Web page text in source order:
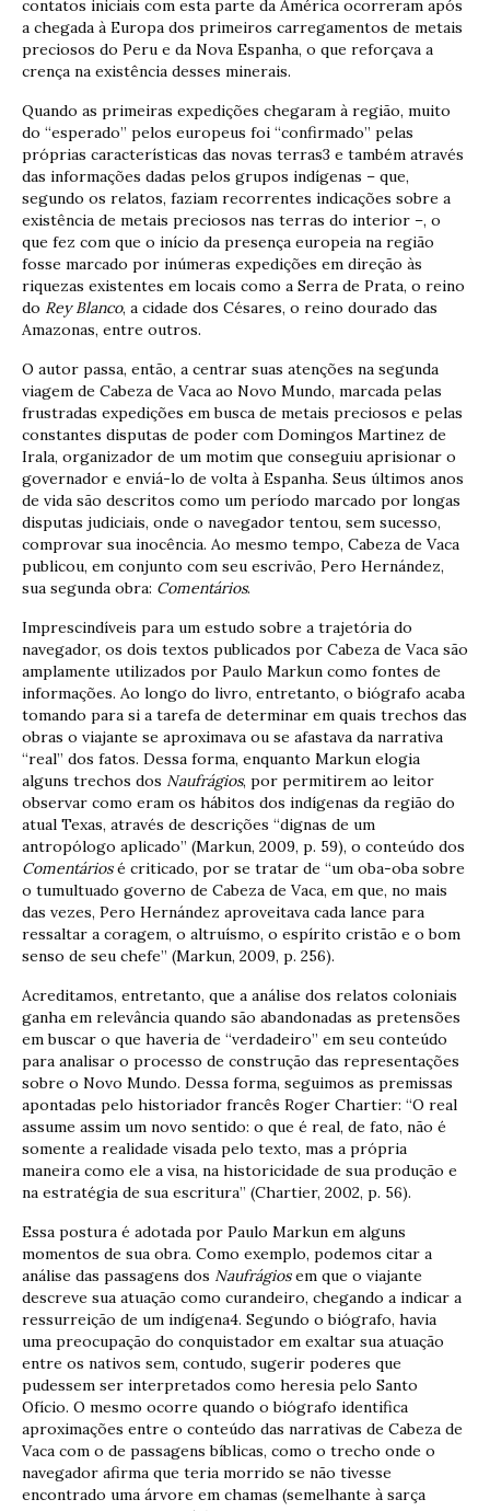
contatos iniciais com esta parte da América ocorreram após
a chegada à Europa dos primeiros carregamentos de metais
preciosos do Peru e da Nova Espanha, o que reforçava a
crença na existência desses minerais.
Quando as primeiras expedições chegaram à região, muito
do “esperado” pelos europeus foi “confirmado” pelas
próprias características das novas terras3 e também através
das informações dadas pelos grupos indígenas – que,
segundo os relatos, faziam recorrentes indicações sobre a
existência de metais preciosos nas terras do interior –, o
que fez com que o início da presença europeia na região
fosse marcado por inúmeras expedições em direção às
riquezas existentes em locais como a Serra de Prata, o reino
do Rey Blanco, a cidade dos Césares, o reino dourado das
Amazonas, entre outros.
O autor passa, então, a centrar suas atenções na segunda
viagem de Cabeza de Vaca ao Novo Mundo, marcada pelas
frustradas expedições em busca de metais preciosos e pelas
constantes disputas de poder com Domingos Martinez de
Irala, organizador de um motim que conseguiu aprisionar o
governador e enviá-lo de volta à Espanha. Seus últimos anos
de vida são descritos como um período marcado por longas
disputas judiciais, onde o navegador tentou, sem sucesso,
comprovar sua inocência. Ao mesmo tempo, Cabeza de Vaca
publicou, em conjunto com seu escrivão, Pero Hernández,
sua segunda obra: Comentários.
Imprescindíveis para um estudo sobre a trajetória do
navegador, os dois textos publicados por Cabeza de Vaca são
amplamente utilizados por Paulo Markun como fontes de
informações. Ao longo do livro, entretanto, o biógrafo acaba
tomando para si a tarefa de determinar em quais trechos das
obras o viajante se aproximava ou se afastava da narrativa
“real” dos fatos. Dessa forma, enquanto Markun elogia
alguns trechos dos Naufrágios, por permitirem ao leitor
observar como eram os hábitos dos indígenas da região do
atual Texas, através de descrições “dignas de um
antropólogo aplicado” (Markun, 2009, p. 59), o conteúdo dos
Comentáriosé criticado, por se tratar de “um oba-oba sobre
o tumultuado governo de Cabeza de Vaca, em que, no mais
das vezes, Pero Hernández aproveitava cada lance para
ressaltar a coragem, o altruísmo, o espírito cristão e o bom
senso de seu chefe” (Markun, 2009, p. 256).
Acreditamos, entretanto, que a análise dos relatos coloniais
ganha em relevância quando são abandonadas as pretensões
em buscar o que haveria de “verdadeiro” em seu conteúdo
para analisar o processo de construção das representações
sobre o Novo Mundo. Dessa forma, seguimos as premissas
apontadas pelo historiador francês Roger Chartier: “O real
assume assim um novo sentido: o que é real, de fato, não é
somente a realidade visada pelo texto, mas a própria
maneira como ele a visa, na historicidade de sua produção e
na estratégia de sua escritura” (Chartier, 2002, p. 56).
Essa postura é adotada por Paulo Markun em alguns
momentos de sua obra. Como exemplo, podemos citar a
análise das passagens dos Naufrágiosem que o viajante
descreve sua atuação como curandeiro, chegando a indicar a
ressurreição de um indígena4. Segundo o biógrafo, havia
uma preocupação do conquistador em exaltar sua atuação
entre os nativos sem, contudo, sugerir poderes que
pudessem ser interpretados como heresia pelo Santo
Ofício. O mesmo ocorre quando o biógrafo identifica
aproximações entre o conteúdo das narrativas de Cabeza de
Vaca com o de passagens bíblicas, como o trecho onde o
navegador afirma que teria morrido se não tivesse
encontrado uma árvore em chamas (semelhante à sarça